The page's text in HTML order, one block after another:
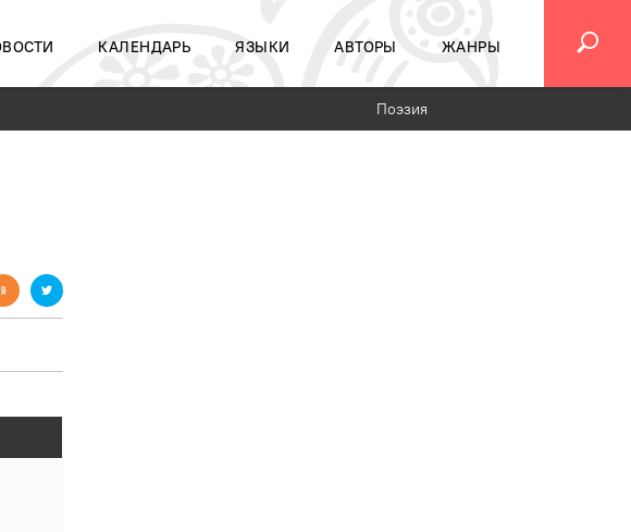
КАЛЕНДАРЬ ЯЗЫКИ АВТОРЫ ЖАНРЫ
Поэзия